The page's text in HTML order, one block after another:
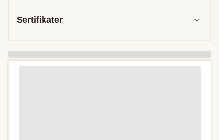
Sertifikater